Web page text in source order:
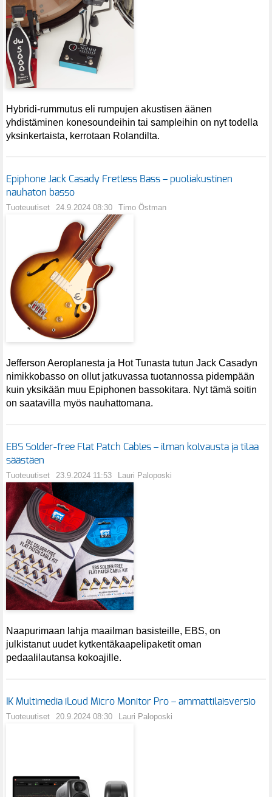
Hybridi-rummutus eli rumpujen akustisen äänen
yhdistäminen konesoundeihin tai sampleihin on nyt todella
yksinkertaista, kerrotaan Rolandilta.
Epiphone Jack Casady Fretless Bass – puoliakustinen
nauhaton basso
Tuoteuutiset 24.9.2024 08:30 Timo Östman
Jefferson Aeroplanesta ja Hot Tunasta tutun Jack Casadyn
nimikkobasso on ollut jatkuvassa tuotannossa pidempään
kuin yksikään muu Epiphonen bassokitara. Nyt tämä soitin
on saatavilla myös nauhattomana.
EBS Solder-free Flat Patch Cables – ilman kolvausta ja tilaa
säästäen
Tuoteuutiset 23.9.2024 11:53 Lauri Paloposki
Naapurimaan lahja maailman basisteille, EBS, on
julkistanut uudet kytkentäkaapelipaketit oman
pedaalilautansa kokoajille.
IK Multimedia iLoud Micro Monitor Pro – ammattilaisversio
Tuoteuutiset 20.9.2024 08:30 Lauri Paloposki